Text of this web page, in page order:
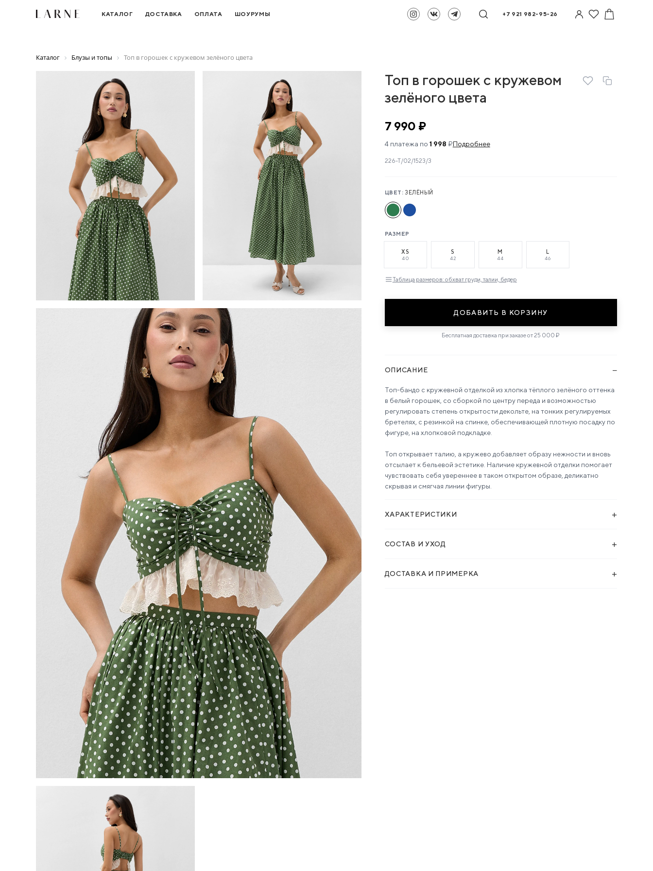
КАТАЛОГ ДОСТАВКА ОПЛАТА ШОУРУМЫ +7 921 982-95-26
Каталог Блузы и топы Топ в горошек с кружевом зелёного цвета
Топ в горошек с кружевом
зелёного цвета
7 990 ₽
4 платежа по 1 998 ₽Подробнее
226-Т/02/1523/З
ЦВЕТ: ЗЕЛЁНЫЙ
РАЗМЕР
XS
40
S
42
M
44
L
46
Таблица размеров: обхват груди, талии, бедер
ДОБАВИТЬ В КОРЗИНУ
Бесплатная доставка при заказе от 25 000 ₽
ОПИСАНИЕ −
Топ-бандо с кружевной отделкой из хлопка тёплого зелёного оттенка
в белый горошек, со сборкой по центру переда и возможностью
регулировать степень открытости декольте, на тонких регулируемых
бретелях, с резинкой на спинке, обеспечивающей плотную посадку по
фигуре, на хлопковой подкладке.
Топ открывает талию, а кружево добавляет образу нежности и вновь
отсылает к бельевой эстетике. Наличие кружевной отделки помогает
чувствовать себя увереннее в таком открытом образе, деликатно
скрывая и смягчая линии фигуры.
ХАРАКТЕРИСТИКИ +
СОСТАВ И УХОД +
ДОСТАВКА И ПРИМЕРКА +